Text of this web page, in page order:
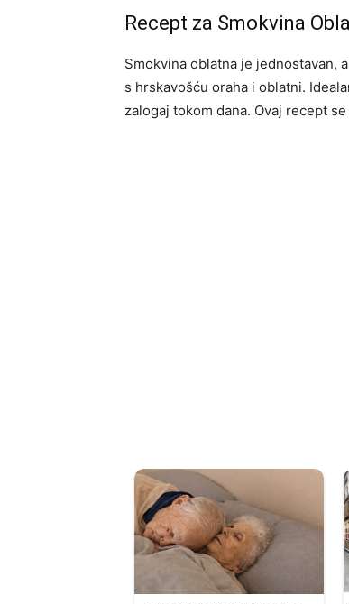
Recept za Smokvina
Smokvina oblatna je jednostavan,
s hrskavošću oraha i oblatni.
zalogaj tokom dana. Ovaj recept